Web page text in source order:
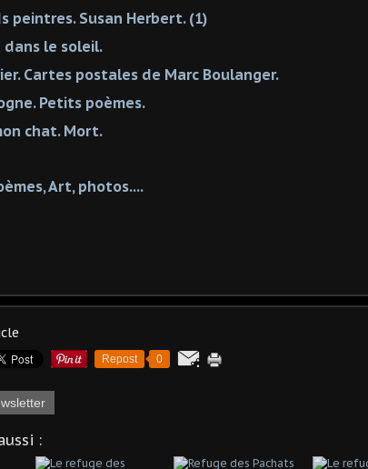
peintres. Susan Herbert. (1)
dans le soleil.
Cartes postales de Marc Boulanger.
Petits poèmes.
chat. Mort.
Art, photos....
Repost 0
: